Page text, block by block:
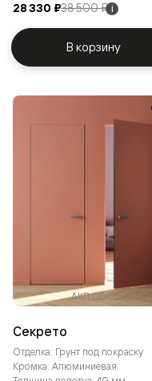
28 330 ₽38 500 ₽ i
В корзину
АКП 0001
Секрето
Отделка: Грунт под покраску
Кромка: Алюминиевая